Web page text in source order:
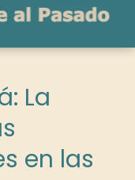
La
en las